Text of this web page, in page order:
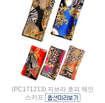
(PC171213) 지브라 호피 체인
스카프